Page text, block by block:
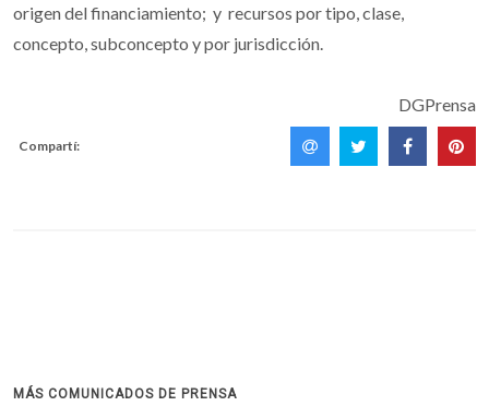
origen del financiamiento; y recursos por tipo, clase,
concepto, subconcepto y por jurisdicción.
DGPrensa
Compartí:
MÁS COMUNICADOS DE PRENSA